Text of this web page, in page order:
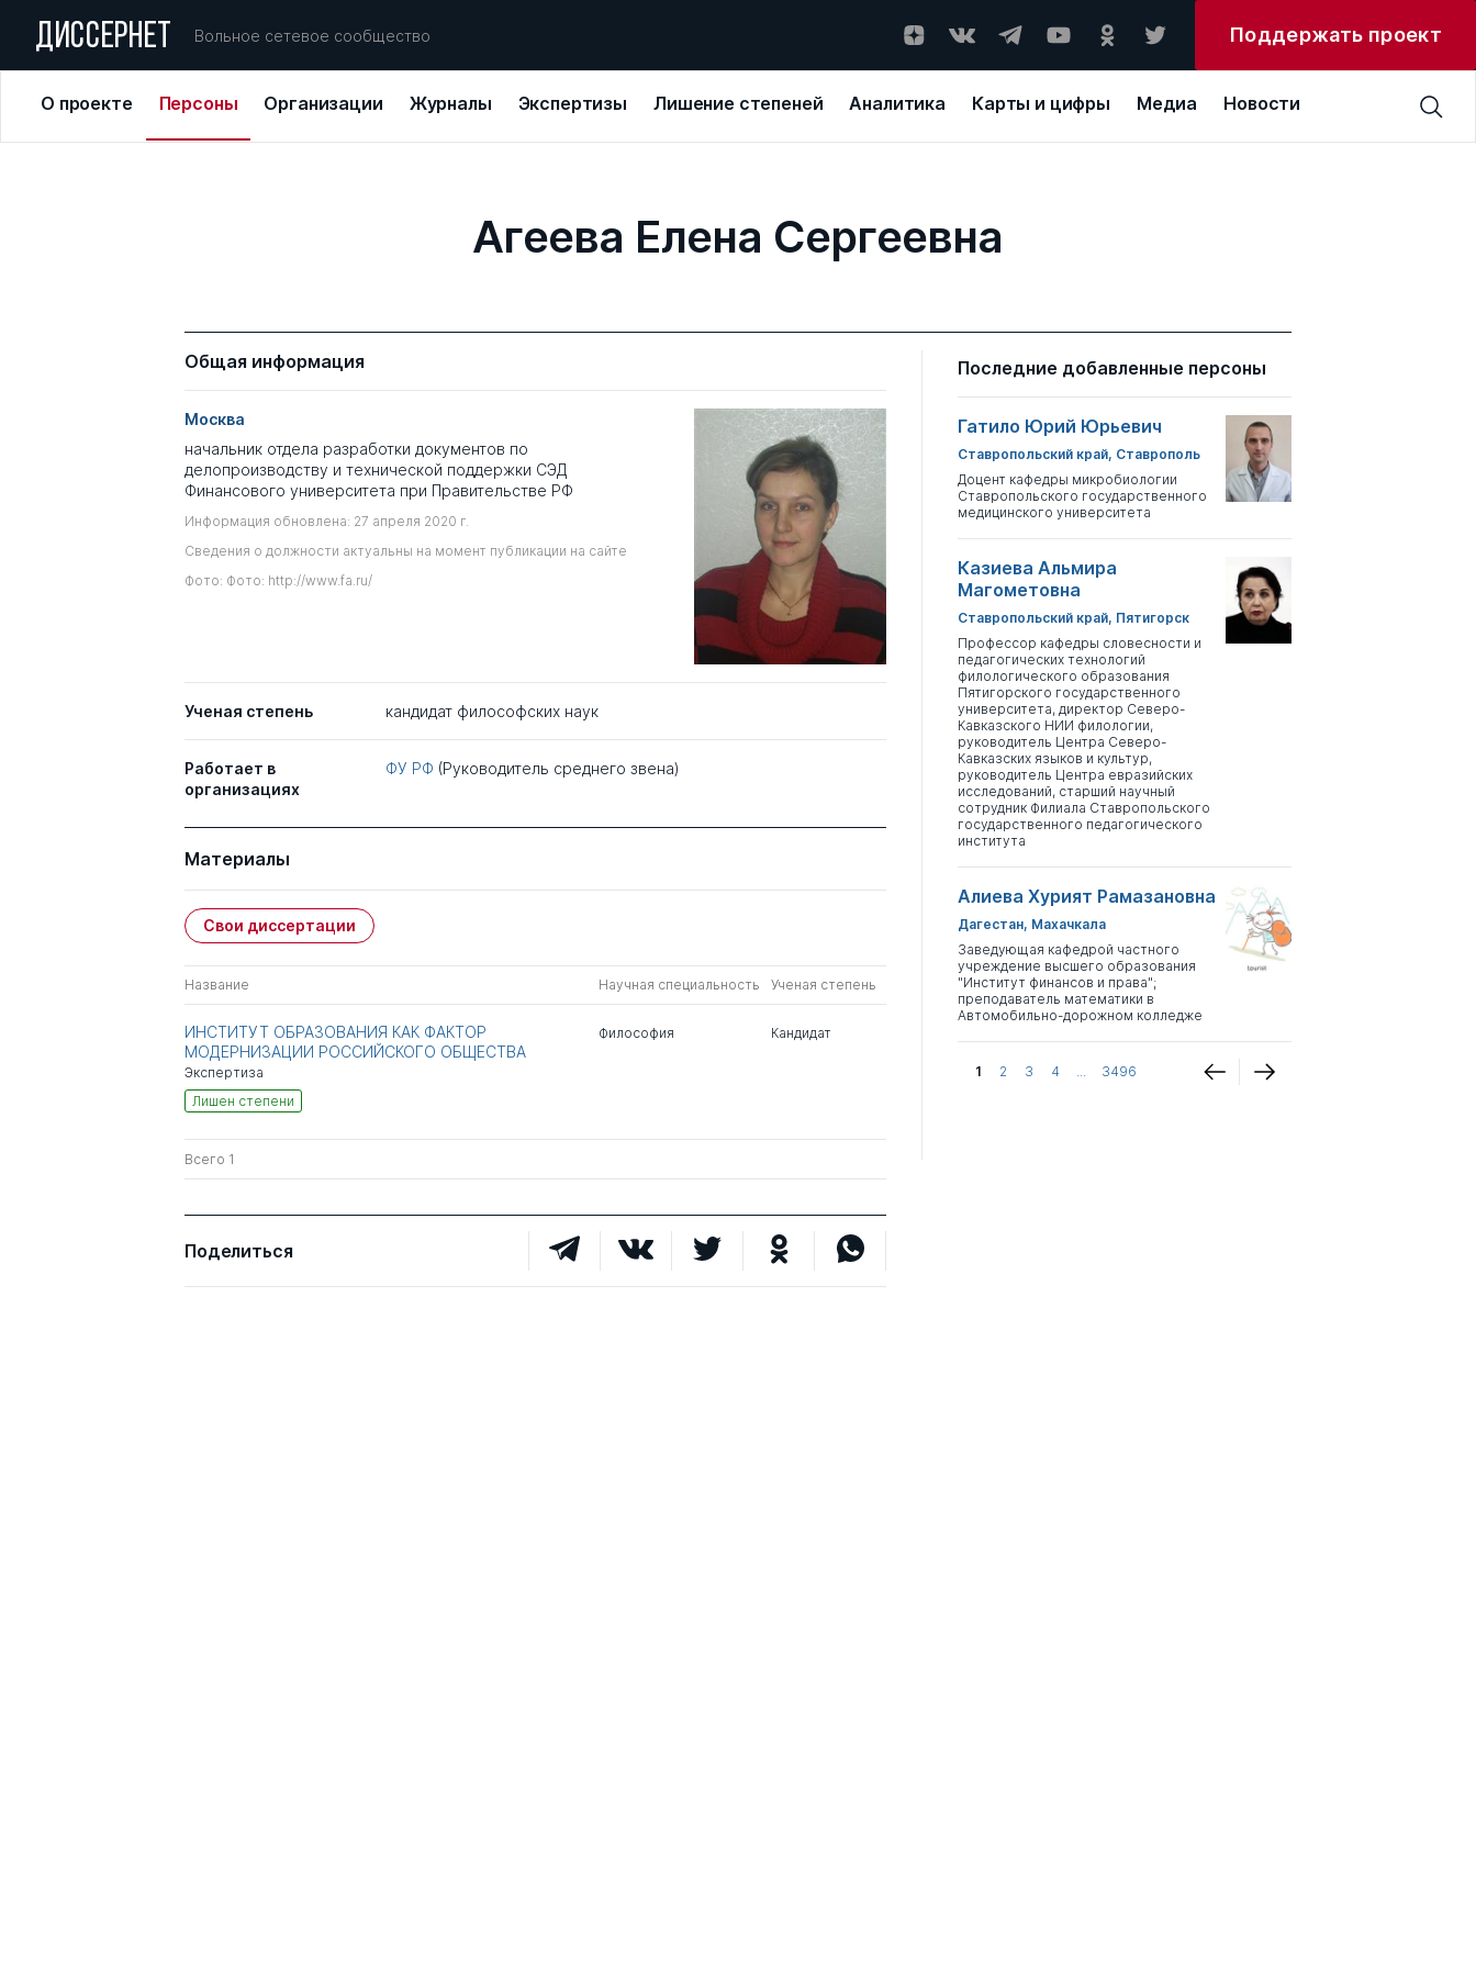
ДИССЕРНЕТ Вольное сетевое сообщество Поддержать проект
О проекте Персоны Организации Журналы Экспертизы Лишение степеней Аналитика Карты и цифры Медиа Новости
Агеева Елена Сергеевна
Общая информация
Москва
начальник отдела разработки документов по
делопроизводству и технической поддержки СЭД
Финансового университета при Правительстве РФ
Информация обновлена: 27 апреля 2020 г.
Сведения о должности актуальны на момент публикации на сайте
Фото: Фото: http://www.fa.ru/
Ученая степень кандидат философских наук
Работает в
организациях
ФУ РФ (Руководитель среднего звена)
Материалы
Свои диссертации
Название Научная специальность Ученая степень
ИНСТИТУТ ОБРАЗОВАНИЯ КАК ФАКТОР
МОДЕРНИЗАЦИИ РОССИЙСКОГО ОБЩЕСТВА
Экспертиза
Лишен степени
Философия Кандидат
Всего 1
Поделиться
Последние добавленные персоны
Гатило Юрий Юрьевич
Ставропольский край, Ставрополь
Доцент кафедры микробиологии
Ставропольского государственного
медицинского университета
Казиева Альмира
Магометовна
Ставропольский край, Пятигорск
Профессор кафедры словесности и
педагогических технологий
филологического образования
Пятигорского государственного
университета, директор Северо-
Кавказского НИИ филологии,
руководитель Центра Северо-
Кавказских языков и культур,
руководитель Центра евразийских
исследований, старший научный
сотрудник Филиала Ставропольского
государственного педагогического
института
Алиева Хурият Рамазановна
Дагестан, Махачкала
Заведующая кафедрой частного
учреждение высшего образования
"Институт финансов и права";
преподаватель математики в
Автомобильно-дорожном колледже
1 2 3 4 ... 3496